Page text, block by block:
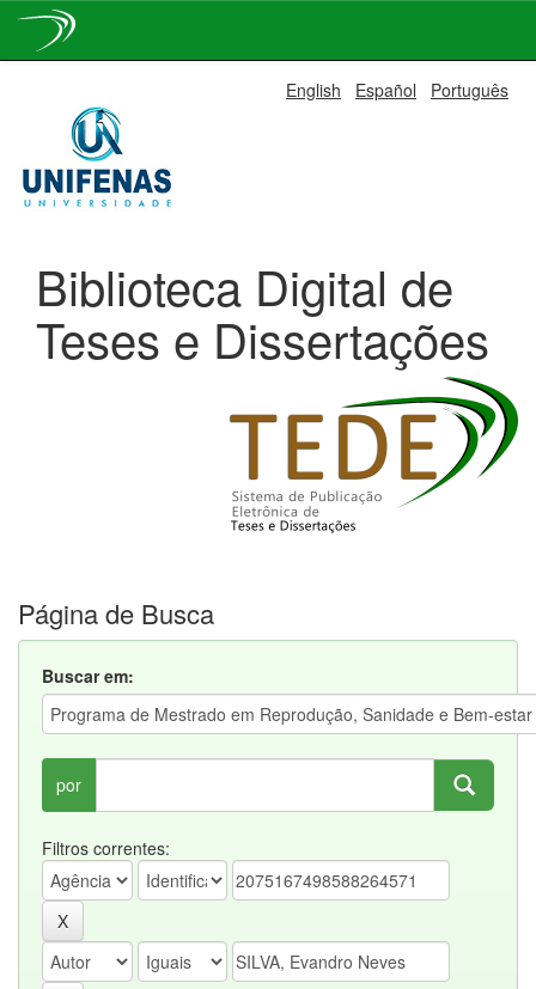
navigation
English Español Português
Biblioteca Digital de
Teses e Dissertações
Página de Busca
Buscar em:
por
Filtros correntes: